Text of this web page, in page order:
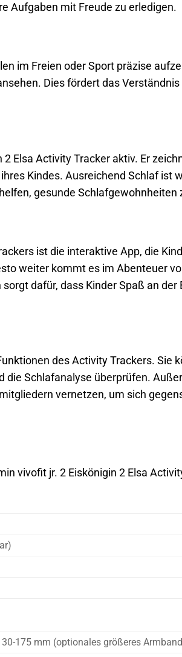
Aufgaben mit Freude zu erledigen.
im Freien oder Sport präzise
Dies fördert das
Elsa Activity Tracker aktiv. Er
Kindes. Ausreichend Schlaf ist
gesunde Schlafgewohnheiten
ist die interaktive App, die
weiter kommt es im Abenteuer
dafür, dass Kinder Spaß an der
des Activity Trackers. Sie
Schlafanalyse überprüfen.
vernetzen, um sich
vivofit jr. 2 Eiskönigin 2 Elsa
175 mm (optionales größeres